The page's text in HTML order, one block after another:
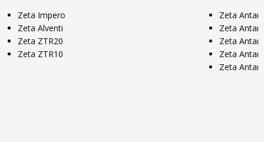
Zeta Impero
Zeta Alventi
Zeta ZTR20
Zeta ZTR10
Zeta
Zeta
Zeta
Zeta
Zeta